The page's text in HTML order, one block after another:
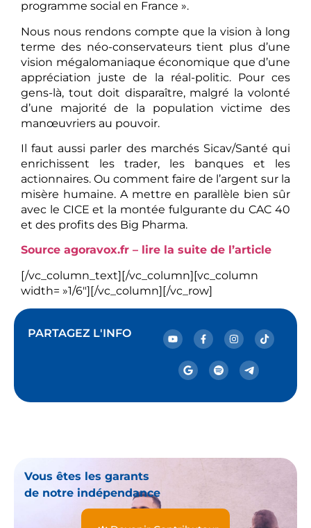
programme social en France ».
Nous nous rendons compte que la vision à long
terme des néo-conservateurs tient plus d’une
vision mégalomaniaque économique que d’une
appréciation juste de la réal-politic. Pour ces
gens-là, tout doit disparaître, malgré la volonté
d’une majorité de la population victime des
manœuvriers au pouvoir.
Il faut aussi parler des marchés Sicav/Santé qui
enrichissent les trader, les banques et les
actionnaires. Ou comment faire de l’argent sur la
misère humaine. A mettre en parallèle bien sûr
avec le CICE et la montée fulgurante du CAC 40
et des profits des Big Pharma.
Source agoravox.fr – lire la suite de l’article
[/vc_column_text][/vc_column][vc_column
width= »1/6″][/vc_column][/vc_row]
PARTAGEZ L'INFO
Vous êtes les garants
de notre indépendance